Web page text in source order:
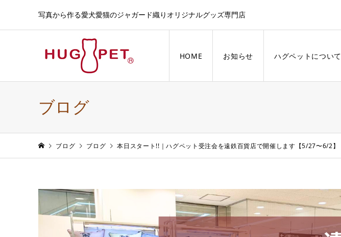
写真から作る愛犬愛猫のジャガード織りオリジナルグッズ専門店
HOME お知らせ ハグペットについて
ブログ
ブログ ブログ 本日スタート!!｜ハグペット受注会を遠鉄百貨店で開催します【5/27〜6/2】